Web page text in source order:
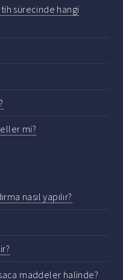
sürecinde hangi
mi?
nasıl yapılır?
maddeler halinde?